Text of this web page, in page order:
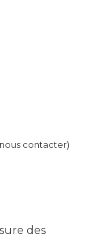
contacter)
des